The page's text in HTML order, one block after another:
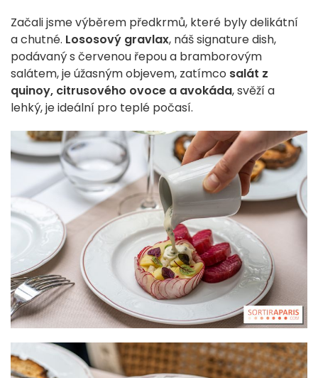
Začali jsme výběrem předkrmů, které byly delikátní
a chutné. Lososový gravlax, náš signature dish,
podávaný s červenou řepou a bramborovým
salátem, je úžasným objevem, zatímco salát z
quinoy, citrusového ovoce a avokáda, svěží a
lehký, je ideální pro teplé počasí.